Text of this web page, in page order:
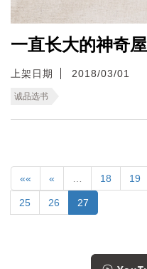
一直长大的神奇屋
上架日期 2018/03/01
诚品选书
«« « 18 19
25 26 27